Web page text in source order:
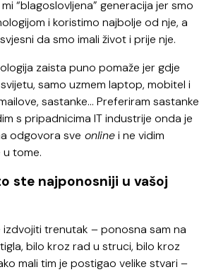
“blagoslovljena” generacija jer smo
i koristimo najbolje od nje, a
da smo imali život i prije nje.
zaista puno pomaže jer gdje
samo uzmem laptop, mobitel i
sastanke… Preferiram sastanke
s pripadnicima IT industrije onda je
odgovora sve onlinei ne vidim
tome.
ste najponosniji u vašoj
izdvojiti trenutak – ponosna sam na
bilo kroz rad u struci, bilo kroz
mali tim je postigao velike stvari –